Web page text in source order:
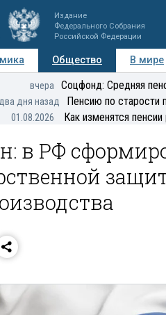
Издание
Федерального Собрания
Российской Федерации
Общество В мире
Мнения Регионы
вчера Соцфонд: Средняя
дня назад Пенсию по старости
01.08.2026 Как изменятся
в РФ